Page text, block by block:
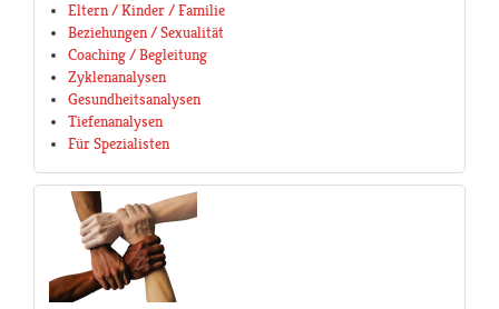
Eltern / Kinder / Familie
Beziehungen / Sexualität
Coaching / Begleitung
Zyklenanalysen
Gesundheitsanalysen
Tiefenanalysen
Für Spezialisten